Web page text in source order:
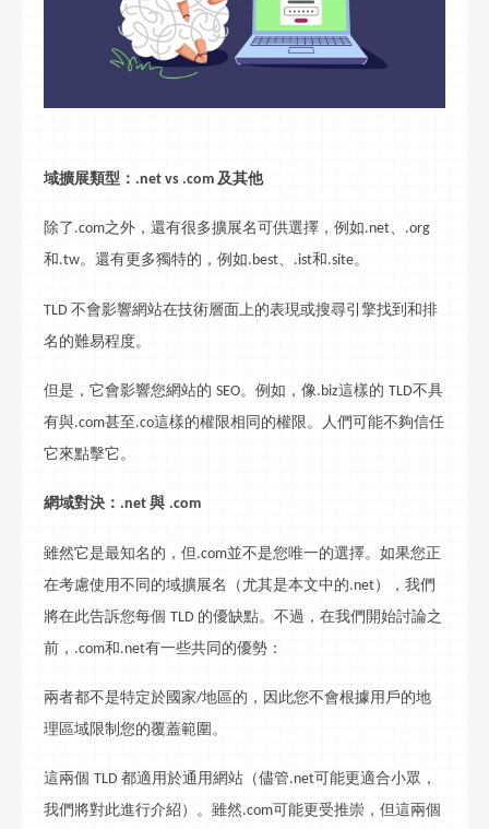
域擴展類型： .net vs .com 及其他
除了 .com之外，還有很多擴展名可供選擇，例如.net、 .org
和 .tw。還有更多獨特的，例如.best、 .ist和 .site。
TLD 不會影響網站在技術層面上的表現或搜尋引擎找到和排
名的難易程度。
但是，它會影響您網站的 SEO。例如，像.biz這樣的 TLD不具
有與.com甚至 .co這樣的權限相同的權限。人們可能不夠信任
它來點擊它。
網域對決： .net 與 .com
雖然它是最知名的，但 .com並不是您唯一的選擇。如果您正
在考慮使用不同的域擴展名（尤其是本文中的.net），我們
將在此告訴您每個 TLD 的優缺點。不過，在我們開始討論之
前， .com和.net有一些共同的優勢：
兩者都不是特定於國家/地區的，因此您不會根據用戶的地
理區域限制您的覆蓋範圍。
這兩個 TLD 都適用於通用網站（儘管.net可能更適合小眾，
我們將對此進行介紹）。雖然.com可能更受推崇，但這兩個